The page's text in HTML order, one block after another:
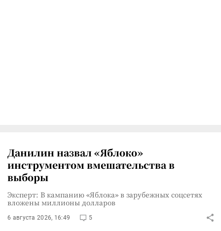
Данилин назвал «Яблоко»
инструментом вмешательства в
выборы
Эксперт: В кампанию «Яблока» в зарубежных соцсетях
вложены миллионы долларов
6 августа 2026, 16:49 5